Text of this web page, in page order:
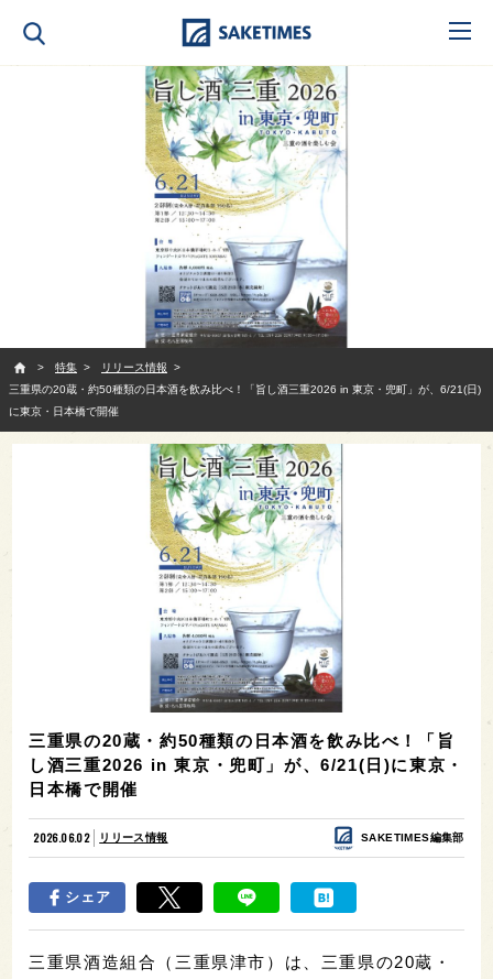
特集
リリース情報
三重県の20蔵・約50種類の日本酒を飲み比べ！「旨し酒三重2026 in 東京・兜町」が、6/21(日)
に東京・日本橋で開催
三重県の20蔵・約50種類の日本酒を飲み比べ！「旨
し酒三重2026 in 東京・兜町」が、6/21(日)に東京・
日本橋で開催
2026.06.02 リリース情報 SAKETIMES編集部
シェア
三重県酒造組合（三重県津市）は、三重県の20蔵・